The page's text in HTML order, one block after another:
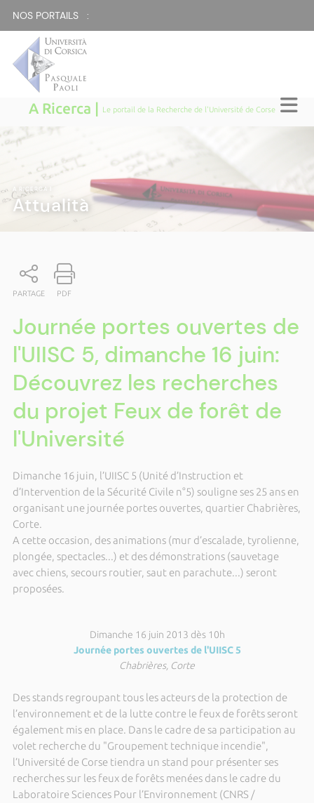
NOS PORTAILS :
A Ricerca | Le portail de la Recherche de l'Université de Corse
A RICERCA
Attualità
PARTAGE PDF
Journée portes ouvertes de
l'UIISC 5, dimanche 16 juin:
Découvrez les recherches
du projet Feux de forêt de
l'Université
Dimanche 16 juin, l’UIISC 5 (Unité d’Instruction et
d’Intervention de la Sécurité Civile n°5) souligne ses 25 ans en
organisant une journée portes ouvertes, quartier Chabrières,
Corte.
A cette occasion, des animations (mur d’escalade, tyrolienne,
plongée, spectacles...) et des démonstrations (sauvetage
avec chiens, secours routier, saut en parachute...) seront
proposées.
Dimanche 16 juin 2013 dès 10h
Journée portes ouvertes de l'UIISC 5
Chabrières, Corte
Des stands regroupant tous les acteurs de la protection de
l’environnement et de la lutte contre le feux de forêts seront
également mis en place. Dans le cadre de sa participation au
volet recherche du "Groupement technique incendie",
l’Université de Corse tiendra un stand pour présenter ses
recherches sur les feux de forêts menées dans le cadre du
Laboratoire Sciences Pour l’Environnement (CNRS /